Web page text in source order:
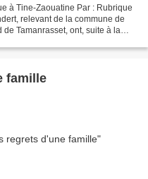
à Tine-Zaouatine Par : Rubrique
relevant de la commune de
Tamanrasset, ont, suite à la
famille